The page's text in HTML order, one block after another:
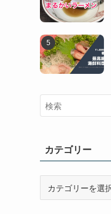
カテゴリー